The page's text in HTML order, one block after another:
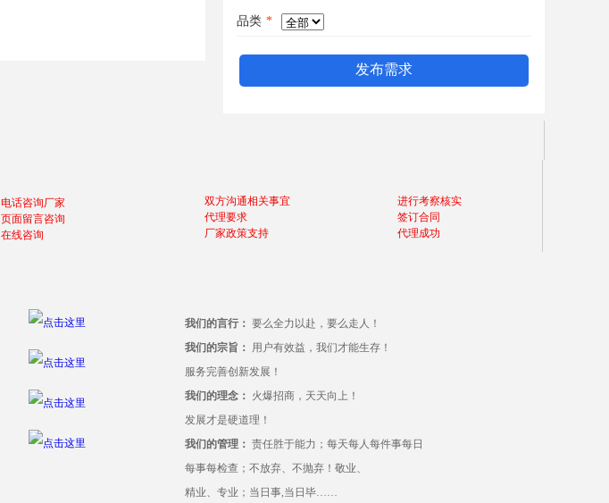
品类 *
电话咨询厂家
页面留言咨询
在线咨询
双方沟通相关事宜
代理要求
厂家政策支持
进行考察核实
签订合同
代理成功
我们的言行： 要么全力以赴，要么走人！
我们的宗旨： 用户有效益，我们才能生存！
服务完善创新发展！
我们的理念： 火爆招商，天天向上！
发展才是硬道理！
我们的管理： 责任胜于能力；每天每人每件事每日
每事每检查；不放弃、不抛弃！敬业、
精业、专业；当日事,当日毕……